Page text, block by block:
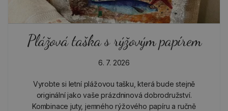
Plážová taška s rýžovým papírem
6. 7. 2026
Vyrobte si letní plážovou tašku, která bude stejně
originální jako vaše prázdninová dobrodružství.
Kombinace juty, jemného rýžového papíru a ručně